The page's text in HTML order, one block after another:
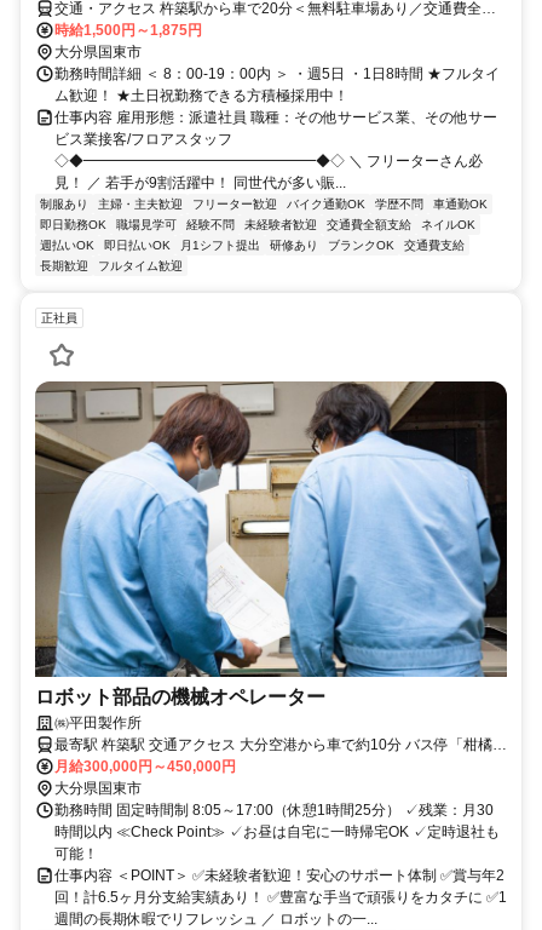
交通・アクセス 杵築駅から車で20分＜無料駐車場あり／交通費全額
支給＞
時給1,500円～1,875円
大分県国東市
勤務時間詳細 ＜ 8：00-19：00内 ＞ ・週5日 ・1日8時間 ★フルタイ
ム歓迎！ ★土日祝勤務できる方積極採用中！
仕事内容 雇用形態：派遣社員 職種：その他サービス業、その他サー
ビス業接客/フロアスタッフ
◇◆━━━━━━━━━━━━━━━━◆◇ ＼ フリーターさん必
見！ ／ 若手が9割活躍中！ 同世代が多い賑...
制服あり 主婦・主夫歓迎 フリーター歓迎 バイク通勤OK 学歴不問
車通勤OK
即日勤務OK
職場見学可 経験不問 未経験者歓迎 交通費全額支給
ネイルOK
週払いOK
即日払いOK 月1シフト提出 研修あり ブランクOK
交通費支給
長期歓迎
フルタイム歓迎
正社員
ロボット部品の機械オペレーター
㈱平田製作所
最寄駅 杵築駅 交通アクセス 大分空港から車で約10分 バス停「柑橘試
月給300,000円～450,000円
大分県国東市
勤務時間 固定時間制 8:05～17:00（休憩1時間25分） ✓残業：月30
時間以内 ≪Check Point≫ ✓お昼は自宅に一時帰宅OK ✓定時退社も
可能！
仕事内容 ＜POINT＞ ✅未経験者歓迎！安心のサポート体制 ✅賞与年2
回！計6.5ヶ月分支給実績あり！ ✅豊富な手当で頑張りをカタチに ✅1
週間の長期休暇でリフレッシュ ／ ロボットの一...